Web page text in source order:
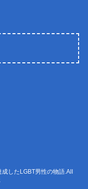
したLGBT男性の物語 .All